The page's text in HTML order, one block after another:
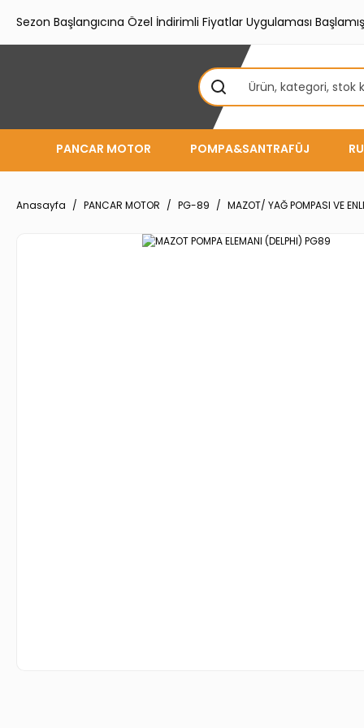
Sezon Başlangıcına Özel İndirimli Fiyatlar Uygulaması
PANCAR MOTOR POMPA&SANTRAFÜJ
Anasayfa PANCAR MOTOR PG-89 MAZOT/ YAĞ POMPASI VE